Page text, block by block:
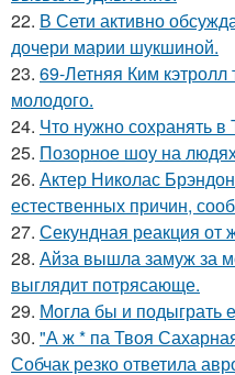
22. В Сети активно
дочери марии шукшиной.
23. 69-Летняя Ким
молодого.
24. Что нужно сохранять
25. Позорное шоу на
26. Актер Николас
естественных причин,
27. Секундная реакция от
28. Айза вышла замуж за
выглядит потрясающе.
29. Могла бы и подыграть
30. "А ж * па Твоя
Собчак резко ответила